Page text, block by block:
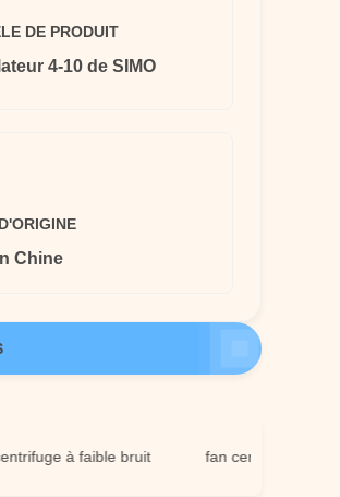
DE PRODUIT
4-10 de SIMO
Chine
à faible bruit fan centrifuge vers